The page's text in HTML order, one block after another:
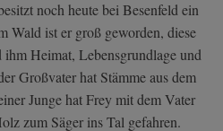
noch heute bei Besenfeld ein
Wald ist er groß geworden, diese
Heimat, Lebensgrundlage und
Großvater hat Stämme aus dem
Junge hat Frey mit dem Vater
zum Säger ins Tal gefahren.